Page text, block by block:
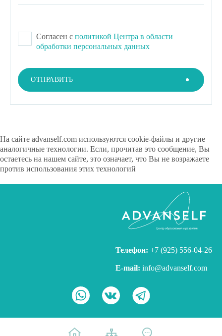
Согласен с политикой Центра в области
обработки персональных данных
ОТПРАВИТЬ
На сайте advanself.com используются cookie-файлы и другие
аналогичные технологии. Если, прочитав это сообщение, Вы
остаетесь на нашем сайте, это означает, что Вы не возражаете
против использования этих технологий
Телефон: +7 (925) 556-04-26
E-mail: info@advanself.com